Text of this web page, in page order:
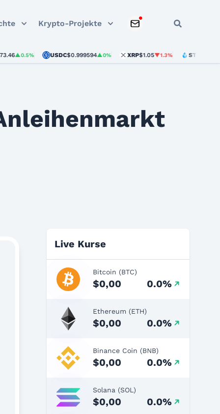
Krypto-Projekte
USDC$0.999594▲0% XRP$1.05▼1.3% STETH$1,896.60
Live Kurse
Bitcoin (BTC)
$0,00 0.0%
Ethereum (ETH)
$0,00 0.0%
Binance Coin (BNB)
$0,00 0.0%
Solana (SOL)
$0,00 0.0%